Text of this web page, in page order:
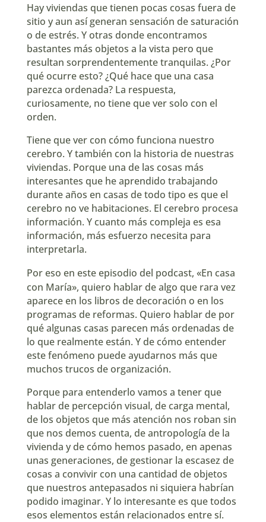
Hay viviendas que tienen pocas cosas fuera de
sitio y aun así generan sensación de saturación
o de estrés. Y otras donde encontramos
bastantes más objetos a la vista pero que
resultan sorprendentemente tranquilas. ¿Por
qué ocurre esto? ¿Qué hace que una casa
parezca ordenada? La respuesta,
curiosamente, no tiene que ver solo con el
orden.
Tiene que ver con cómo funciona nuestro
cerebro. Y también con la historia de nuestras
viviendas. Porque una de las cosas más
interesantes que he aprendido trabajando
durante años en casas de todo tipo es que el
cerebro no ve habitaciones. El cerebro procesa
información. Y cuanto más compleja es esa
información, más esfuerzo necesita para
interpretarla.
Por eso en este episodio del podcast, «En casa
con María», quiero hablar de algo que rara vez
aparece en los libros de decoración o en los
programas de reformas. Quiero hablar de por
qué algunas casas parecen más ordenadas de
lo que realmente están. Y de cómo entender
este fenómeno puede ayudarnos más que
muchos trucos de organización.
Porque para entenderlo vamos a tener que
hablar de percepción visual, de carga mental,
de los objetos que más atención nos roban sin
que nos demos cuenta, de antropología de la
vivienda y de cómo hemos pasado, en apenas
unas generaciones, de gestionar la escasez de
cosas a convivir con una cantidad de objetos
que nuestros antepasados ni siquiera habrían
podido imaginar. Y lo interesante es que todos
esos elementos están relacionados entre sí.